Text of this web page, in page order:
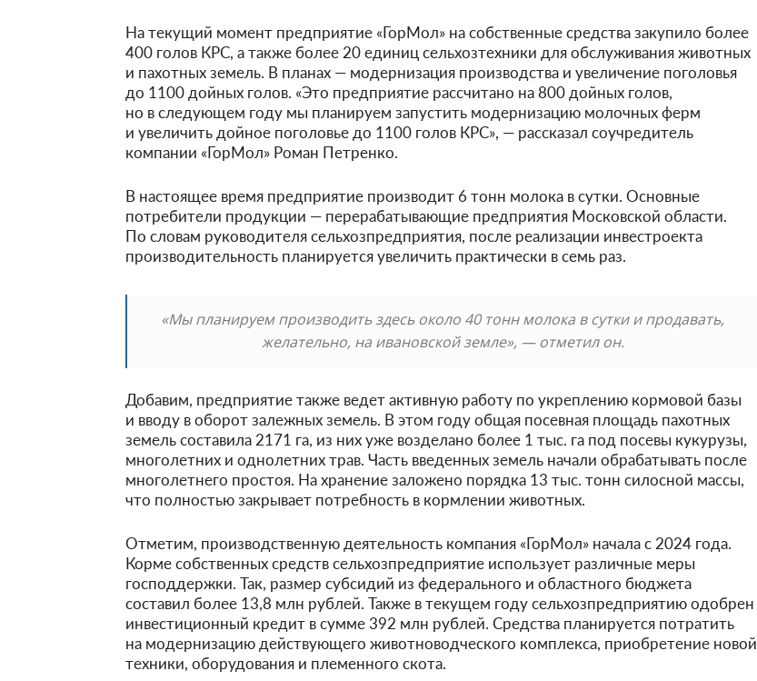
На текущий момент предприятие «ГорМол» на собственные средства закупило более
400 голов КРС, а также более 20 единиц сельхозтехники для обслуживания животных
и пахотных земель. В планах — модернизация производства и увеличение поголовья
до 1100 дойных голов. «Это предприятие рассчитано на 800 дойных голов,
но в следующем году мы планируем запустить модернизацию молочных ферм
и увеличить дойное поголовье до 1100 голов КРС», — рассказал соучредитель
компании «ГорМол» Роман Петренко.
В настоящее время предприятие производит 6 тонн молока в сутки. Основные
потребители продукции — перерабатывающие предприятия Московской области.
По словам руководителя сельхозпредприятия, после реализации инвестроекта
производительность планируется увеличить практически в семь раз.
«Мы планируем производить здесь около 40 тонн молока в сутки и продавать,
желательно, на ивановской земле», — отметил он.
Добавим, предприятие также ведет активную работу по укреплению кормовой базы
и вводу в оборот залежных земель. В этом году общая посевная площадь пахотных
земель составила 2171 га, из них уже возделано более 1 тыс. га под посевы кукурузы,
многолетних и однолетних трав. Часть введенных земель начали обрабатывать после
многолетнего простоя. На хранение заложено порядка 13 тыс. тонн силосной массы,
что полностью закрывает потребность в кормлении животных.
Отметим, производственную деятельность компания «ГорМол» начала с 2024 года.
Корме собственных средств сельхозпредприятие использует различные меры
господдержки. Так, размер субсидий из федерального и областного бюджета
составил более 13,8 млн рублей. Также в текущем году сельхозпредприятию одобрен
инвестиционный кредит в сумме 392 млн рублей. Средства планируется потратить
на модернизацию действующего животноводческого комплекса, приобретение новой
техники, оборудования и племенного скота.